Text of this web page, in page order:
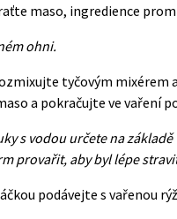
maso, ingredience
ohni.
tyčovým mixérem
a pokračujte ve vaření
s vodou určete na
provařit, aby byl lépe
podávejte s vařenou